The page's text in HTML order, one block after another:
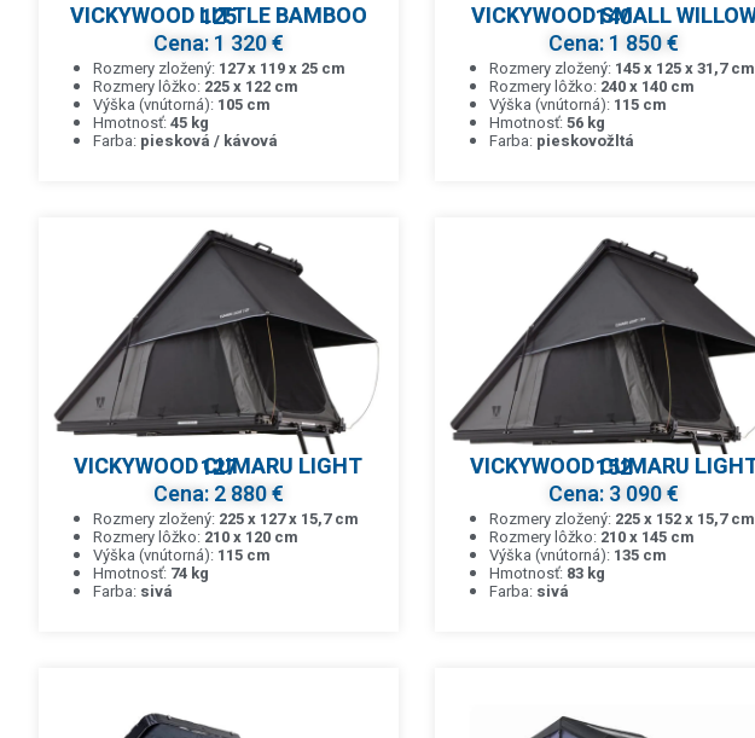
VICKYWOOD LITTLE BAMBOO 125
Cena: 1 320 €
Rozmery zložený: 127 x 119 x 25 cm
Rozmery lôžko: 225 x 122 cm
Výška (vnútorná): 105 cm
Hmotnosť:45 kg
Farba: piesková / kávová
VICKYWOOD SMALL WILLOW 140
Cena: 1 850 €
Rozmery zložený: 145 x 125 x 31,7 cm
Rozmery lôžko: 240 x 140 cm
Výška (vnútorná): 115 cm
Hmotnosť:56 kg
Farba: pieskovožltá
VICKYWOOD CUMARU LIGHT 127
Cena: 2 880 €
Rozmery zložený: 225 x 127 x 15,7 cm
Rozmery lôžko: 210 x 120 cm
Výška (vnútorná): 115 cm
Hmotnosť: 74 kg
Farba: sivá
VICKYWOOD CUMARU LIGHT 152
Cena: 3 090 €
Rozmery zložený: 225 x 152 x 15,7 cm
Rozmery lôžko: 210 x 145 cm
Výška (vnútorná): 135 cm
Hmotnosť: 83 kg
Farba: sivá